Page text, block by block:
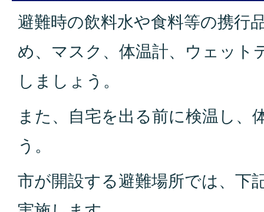
避難時の飲料水や食料等の携行
め、マスク、体温計、ウェット
しましょう。
また、自宅を出る前に検温し、
う。
市が開設する避難場所では、下